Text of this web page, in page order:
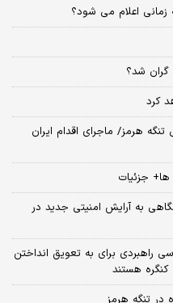
شد؟
کرد
تنگه هرمز/ ماجرای اقدام ایران
ها+ جزئیات
به آرایش امنیتی جدید در
راهبردی برای به تعویق انداختن
کنگره هستند
در تنگه هرمز